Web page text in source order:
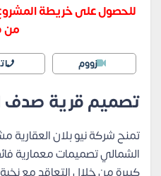
للحصول على خريطة
من
زووم
تصميم قرية صدف
تمنح شركة نيو بلان العقارية
الشمالي تصميمات معمارية